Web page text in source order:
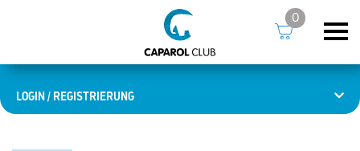
LOGIN / REGISTRIERUNG
0